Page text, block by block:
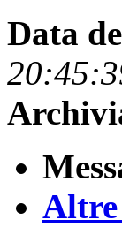
Data
Altre